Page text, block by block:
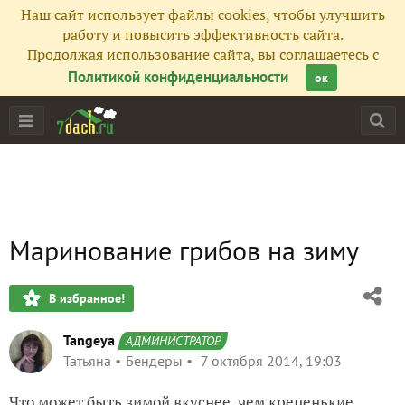
Наш сайт использует файлы cookies, чтобы улучшить
работу и повысить эффективность сайта.
Продолжая использование сайта, вы соглашаетесь с
Политикой конфиденциальности
ок
Маринование грибов на зиму
В избранное!
Tangeya АДМИНИСТРАТОР
Татьяна Бендеры 7 октября 2014, 19:03